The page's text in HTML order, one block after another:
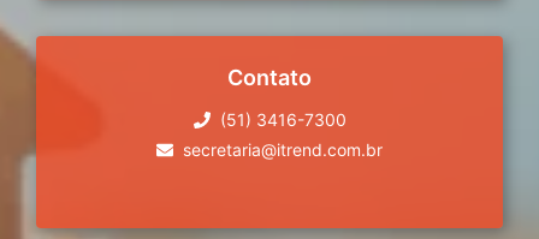
Contato
(51) 3416-7300
secretaria@itrend.com.br